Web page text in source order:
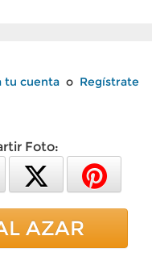
tu cuenta o Regístrate
Foto:
AZAR